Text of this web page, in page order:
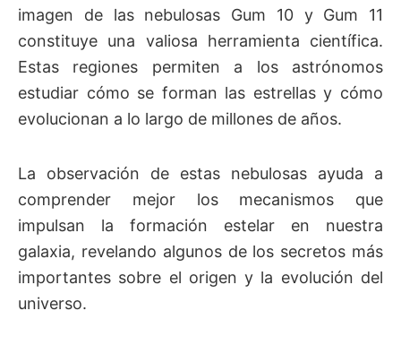
imagen de las nebulosas Gum 10 y Gum 11
constituye una valiosa herramienta científica.
Estas regiones permiten a los astrónomos
estudiar cómo se forman las estrellas y cómo
evolucionan a lo largo de millones de años.
La observación de estas nebulosas ayuda a
comprender mejor los mecanismos que
impulsan la formación estelar en nuestra
galaxia, revelando algunos de los secretos más
importantes sobre el origen y la evolución del
universo.